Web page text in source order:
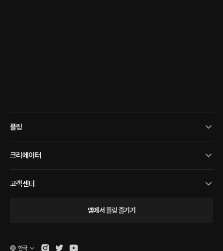
플링
크리에이터
고객센터
앱에서 플링 즐기기
한국